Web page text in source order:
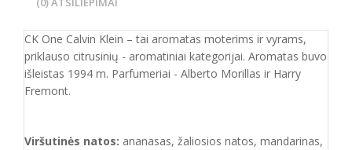
CK One Calvin Klein – tai aromatas moterims ir vyrams,
priklauso citrusinių - aromatiniai kategorijai. Aromatas buvo
išleistas 1994 m. Parfumeriai - Alberto Morillas ir Harry
Fremont.
Viršutinės natos: ananasas, žaliosios natos, mandarinas,